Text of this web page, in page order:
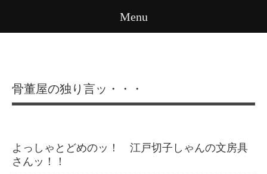
Menu
骨董屋の独り言ッ・・・
よっしゃとどめのッ！ 江戸切子しゃんの文房具
さんッ！！